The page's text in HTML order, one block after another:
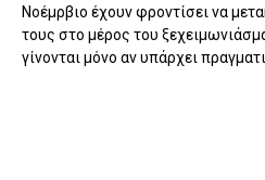
Νοέμρβιο έχουν φροντίσει να
τους στο μέρος του
γίνονται μόνο αν υπάρχει